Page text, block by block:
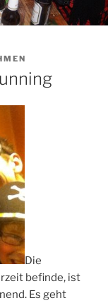
Die
befinde, ist
Es geht